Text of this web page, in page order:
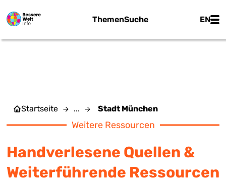
ThemenSuche EN
Startseite ... Stadt München
Weitere Ressourcen
Handverlesene Quellen &
Weiterführende Ressourcen